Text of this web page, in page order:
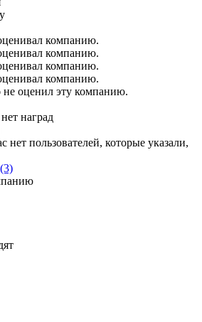
компанию.
компанию.
компанию.
компанию.
оценил эту компанию.
наград
нет пользователей, которые указали,